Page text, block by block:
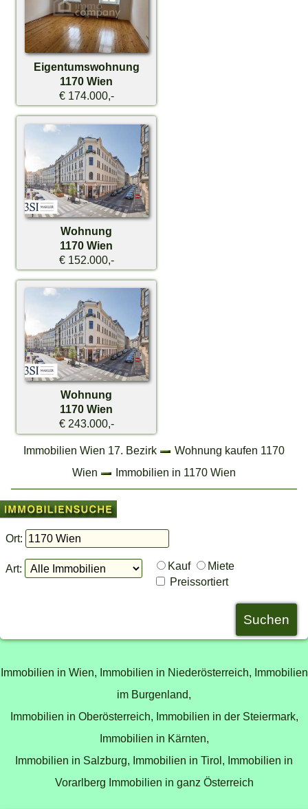
Eigentumswohnung
1170 Wien
€ 174.000,-
Wohnung
1170 Wien
€ 152.000,-
Wohnung
1170 Wien
€ 243.000,-
Immobilien Wien 17. Bezirk
Wohnung kaufen 1170
Wien
Immobilien in 1170 Wien
Ort:
Art: Kauf
Miete
Preissortiert
Immobilien in Wien, Immobilien in Niederösterreich, Immobilien
im Burgenland,
Immobilien in Oberösterreich, Immobilien in der Steiermark,
Immobilien in Kärnten,
Immobilien in Salzburg, Immobilien in Tirol, Immobilien in
Vorarlberg Immobilien in ganz Österreich